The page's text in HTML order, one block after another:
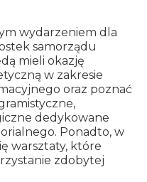
wydarzeniem dla
samorządu
mieli okazję
w zakresie
oraz poznać
dedykowane
Ponadto, w
warsztaty, które
zdobytej